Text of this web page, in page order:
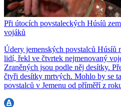
Při útocích povstaleckých Húsíů
vojáků
Údery jemenských povstalců Húsíů
lidí, řekl ve čtvrtek nejmenovaný
Zraněných jsou podle něj desítky.
čtyři desítky mrtvých. Mohlo by se
povstalců v Jemenu od příměří z